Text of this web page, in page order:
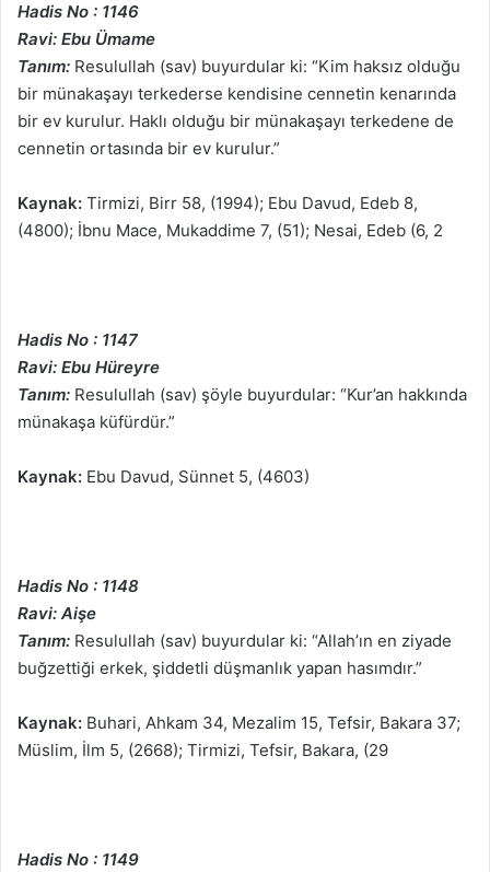
Hadis No : 1146
Ravi: Ebu Ümame
Tanım: Resulullah (sav) buyurdular ki: “Kim haksız olduğu
bir münakaşayı terkederse kendisine cennetin kenarında
bir ev kurulur. Haklı olduğu bir münakaşayı terkedene de
cennetin ortasında bir ev kurulur.”
Kaynak: Tirmizi, Birr 58, (1994); Ebu Davud, Edeb 8,
(4800); İbnu Mace, Mukaddime 7, (51); Nesai, Edeb (6, 2
Hadis No : 1147
Ravi: Ebu Hüreyre
Tanım: Resulullah (sav) şöyle buyurdular: “Kur’an hakkında
münakaşa küfürdür.”
Kaynak: Ebu Davud, Sünnet 5, (4603)
Hadis No : 1148
Ravi: Aişe
Tanım: Resulullah (sav) buyurdular ki: “Allah’ın en ziyade
buğzettiği erkek, şiddetli düşmanlık yapan hasımdır.”
Kaynak: Buhari, Ahkam 34, Mezalim 15, Tefsir, Bakara 37;
Müslim, İlm 5, (2668); Tirmizi, Tefsir, Bakara, (29
Hadis No : 1149